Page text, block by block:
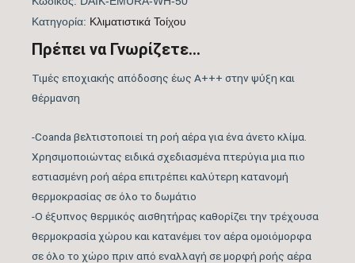
Kατηγορία: Kλιματιστικά Τοίχου
Πρέπει να Γνωρίζετε...
Τιμές εποχιακής απόδοσης έως A+++ στην ψύξη και
θέρμανση
-Coanda βελτιστοποιεί τη ροή αέρα για ένα άνετο κλίμα.
Χρησιμοποιώντας ειδικά σχεδιασμένα πτερύγια μια πιο
εστιασμένη ροή αέρα επιτρέπει καλύτερη κατανομή
θερμοκρασίας σε όλο το δωμάτιο
-Ο έξυπνος θερμικός αισθητήρας καθορίζει την τρέχουσα
θερμοκρασία χώρου και κατανέμει τον αέρα ομοιόμορφα
σε όλο το χώρο πριν από εναλλαγή σε μορφή ροής αέρα
EUROVENT
Λειτουργία Ψύξη &
ΝΑΙ
Λειτουργία
Συνδεσιμότητα WiFi WIFI ACTIVE
Φίλτρα Καθαρισμού
Αέρα Εσωτερικής
Μονάδας